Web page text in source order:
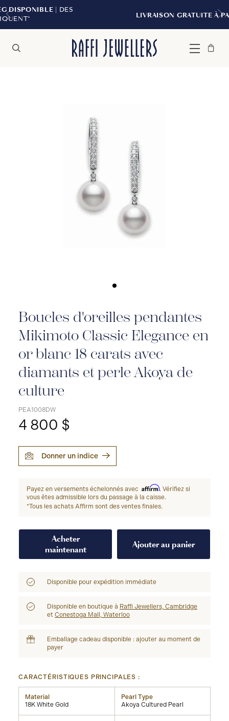
DES
LIVRAISON GRATUITE À PARTIR DE 299 $*
Menu
Sac
Fermer
Boucles d'oreilles pendantes
Mikimoto Classic Elegance en
or blanc 18 carats avec
diamants et perle Akoya de
culture
PEA1008DW
4 800 $
Donner un indice
Payez en versements échelonnés avec Affirm. Vérifiez si
vous êtes admissible lors du passage à la caisse.
*Tous les achats Affirm sont des ventes finales.
Acheter
maintenant
Ajouter au panier
Disponible pour expédition immédiate
Disponible en boutique à Raffi Jewellers, Cambridge
et Conestoga Mall, Waterloo
Emballage cadeau disponible : ajouter au moment de
payer
CARACTÉRISTIQUES PRINCIPALES :
Material
18K White Gold
Pearl Type
Akoya Cultured Pearl